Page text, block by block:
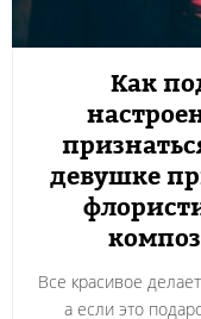
Как
девушке
Все красивое
а если это